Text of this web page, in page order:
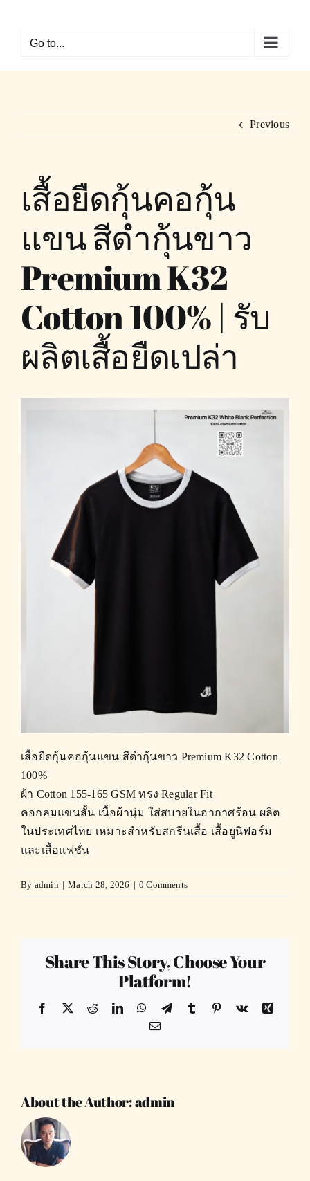
contentGo to...
Previous
เสื้อยืดกุ้นคอกุ้น
แขน สีดำกุ้นขาว
Premium K32
Cotton 100% | รับ
ผลิตเสื้อยืดเปล่า
เสื้อยืดกุ้นคอกุ้นแขน สีดำกุ้นขาว Premium K32 Cotton
100%
ผ้า Cotton 155-165 GSM ทรง Regular Fit
คอกลมแขนสั้น เนื้อผ้านุ่ม ใส่สบายในอากาศร้อน ผลิต
ในประเทศไทย เหมาะสำหรับสกรีนเสื้อ เสื้อยูนิฟอร์ม
และเสื้อแฟชั่น
By admin | March 28, 2026 | 0 Comments
Share This Story, Choose Your
Platform!
Facebook
X RedditLinkedInWhatsApp
TelegramTumblr Pinterest
Vk
Xing
Email
About the Author:admin